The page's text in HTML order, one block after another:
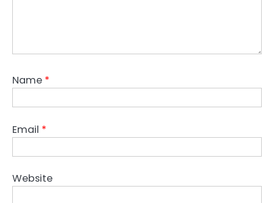
Name *
Email *
Website